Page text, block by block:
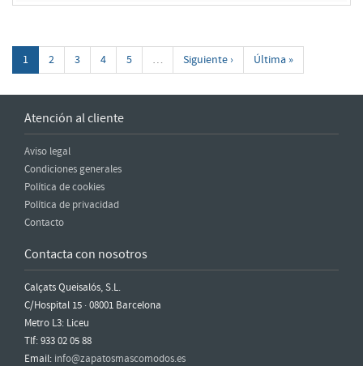
1 2 3 4 5 … Siguiente › Última »
Atención al cliente
Aviso legal
Condiciones generales
Política de cookies
Política de privacidad
Contacto
Contacta con nosotros
Calçats Queisalós, S.L.
C/Hospital 15 · 08001 Barcelona
Metro L3: Liceu
Tlf: 933 02 05 88
Email: info@zapatosmascomodos.es